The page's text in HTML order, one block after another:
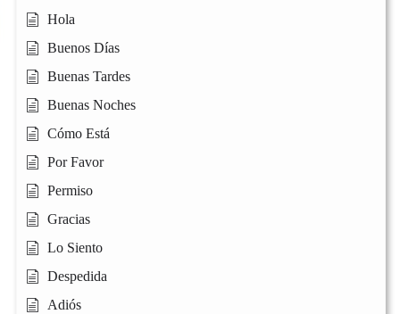
Hola
Buenos Días
Buenas Tardes
Buenas Noches
Cómo Está
Por Favor
Permiso
Gracias
Lo Siento
Despedida
Adiós